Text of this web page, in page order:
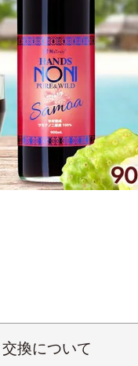
換について